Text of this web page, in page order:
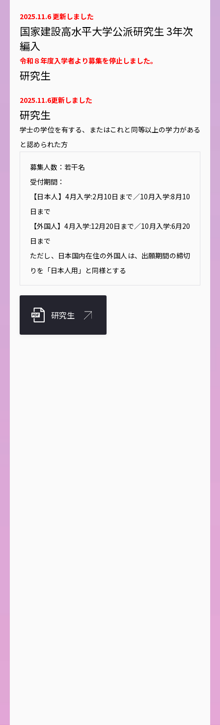
2025.11.6 更新しました
国家建設高水平大学公派研究生 3年次
編入
令和８年度入学者より募集を停止しました。
研究生
2025.11.6更新しました
研究生
学士の学位を有する、またはこれと同等以上の学力がある
と認められた方
募集人数：若干名
受付期間：
【日本人】4月入学:2月10日まで／10月入学:8月10
日まで
【外国人】4月入学:12月20日まで／10月入学:6月20
日まで
ただし、日本国内在住の外国人は、出願期間の締切
りを「日本人用」と同様とする
研究生